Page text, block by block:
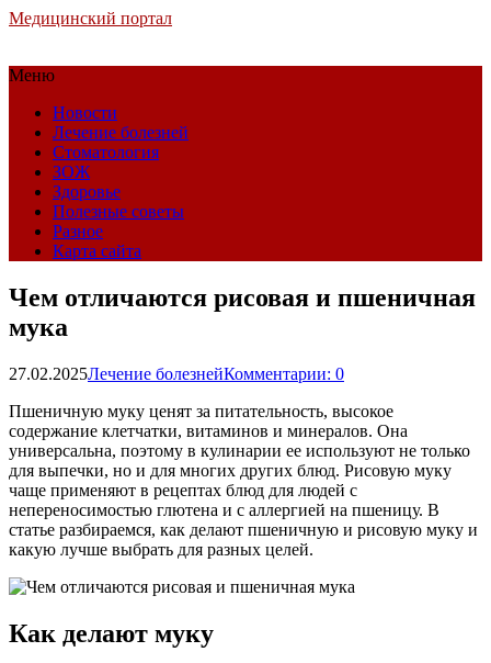
Медицинский портал
Меню
Новости
Лечение болезней
Стоматология
ЗОЖ
Здоровье
Полезные советы
Разное
Карта сайта
Чем отличаются рисовая и пшеничная
мука
27.02.2025Лечение болезнейКомментарии: 0
Пшеничную муку ценят за питательность, высокое
содержание клетчатки, витаминов и минералов. Она
универсальна, поэтому в кулинарии ее используют не только
для выпечки, но и для многих других блюд. Рисовую муку
чаще применяют в рецептах блюд для людей с
непереносимостью глютена и с аллергией на пшеницу. В
статье разбираемся, как делают пшеничную и рисовую муку и
какую лучше выбрать для разных целей.
Как делают муку